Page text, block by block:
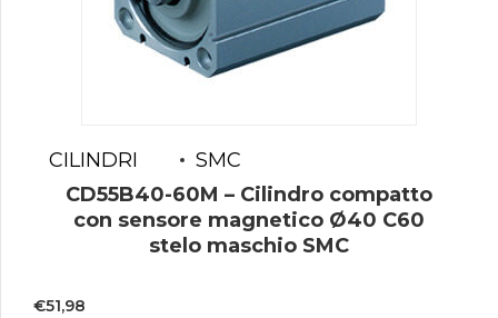
CILINDRI
SMC
CD55B40-60M – Cilindro compatto
con sensore magnetico Ø40 C60
stelo maschio SMC
€51,98